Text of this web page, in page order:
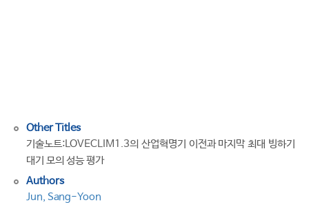
Other Titles
기술노트:LOVECLIM1.3의 산업혁명기 이전과 마지막 최대 빙하기
대기 모의 성능 평가
Authors
Jun, Sang-Yoon